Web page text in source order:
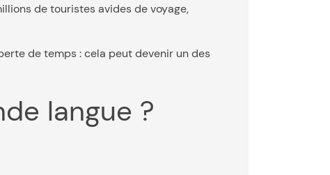
de touristes avides de voyage,
de temps : cela peut devenir un des
langue ?